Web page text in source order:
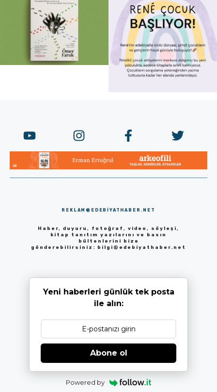
REKLAM@EDEBIYATHABER.NET
Haber, duyuru, fotoğraf, video, söyleşi,
kitap tanıtım yazılarını ve basın
bültenlerini bize
gönderebilirsiniz: bilgi@edebiyathaber.net
Yeni haberleri günlük tek posta
ile alın:
Abone ol
Powered by